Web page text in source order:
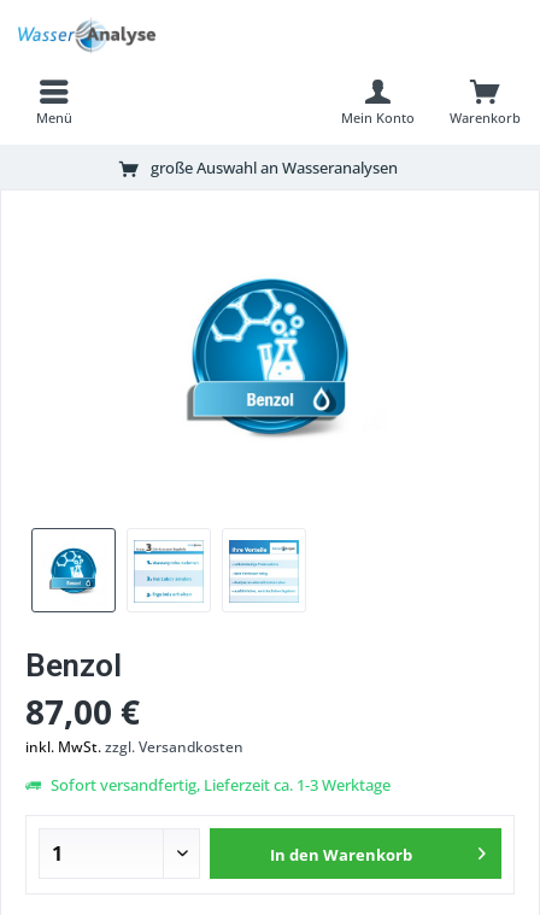
Menü Warenkorb
Mein Konto
große Auswahl an Wasseranalysen
Benzol
87,00 €
inkl. MwSt.zzgl. Versandkosten
Sofort versandfertig, Lieferzeit ca. 1-3 Werktage
In den Warenkorb